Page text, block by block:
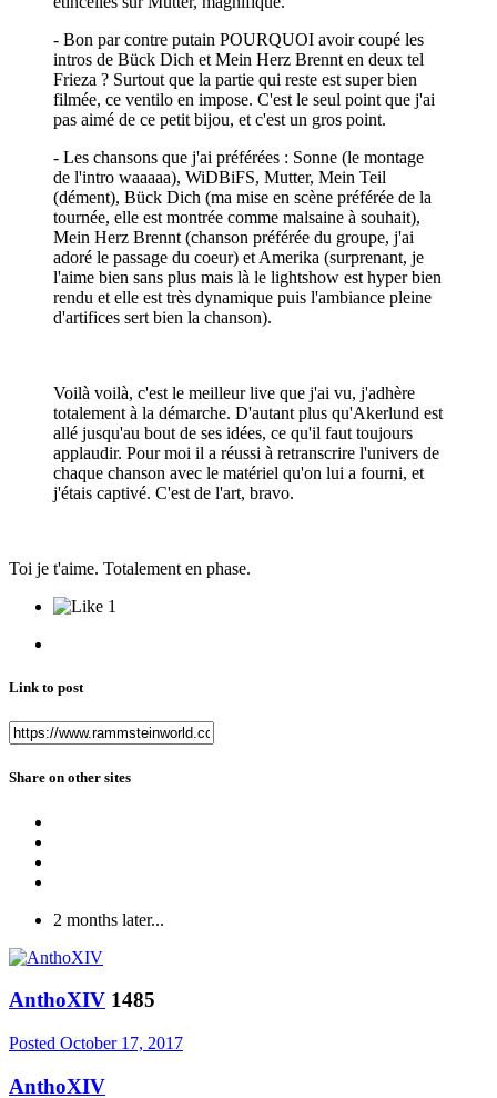
- Bon par contre putain POURQUOI avoir coupé les
intros de Bück Dich et Mein Herz Brennt en deux tel
Frieza ? Surtout que la partie qui reste est super bien
filmée, ce ventilo en impose. C'est le seul point que j'ai
pas aimé de ce petit bijou, et c'est un gros point.
- Les chansons que j'ai préférées : Sonne (le montage
de l'intro waaaaa), WiDBiFS, Mutter, Mein Teil
(dément), Bück Dich (ma mise en scène préférée de la
tournée, elle est montrée comme malsaine à souhait),
Mein Herz Brennt (chanson préférée du groupe, j'ai
adoré le passage du coeur) et Amerika (surprenant, je
l'aime bien sans plus mais là le lightshow est hyper bien
rendu et elle est très dynamique puis l'ambiance pleine
d'artifices sert bien la chanson).
Voilà voilà, c'est le meilleur live que j'ai vu, j'adhère
totalement à la démarche. D'autant plus qu'Akerlund est
allé jusqu'au bout de ses idées, ce qu'il faut toujours
applaudir. Pour moi il a réussi à retranscrire l'univers de
chaque chanson avec le matériel qu'on lui a fourni, et
j'étais captivé. C'est de l'art, bravo.
Toi je t'aime. Totalement en phase.
1
Link to post
Share on other sites
2 months later...
AnthoXIV 1485
Posted October 17, 2017
AnthoXIV